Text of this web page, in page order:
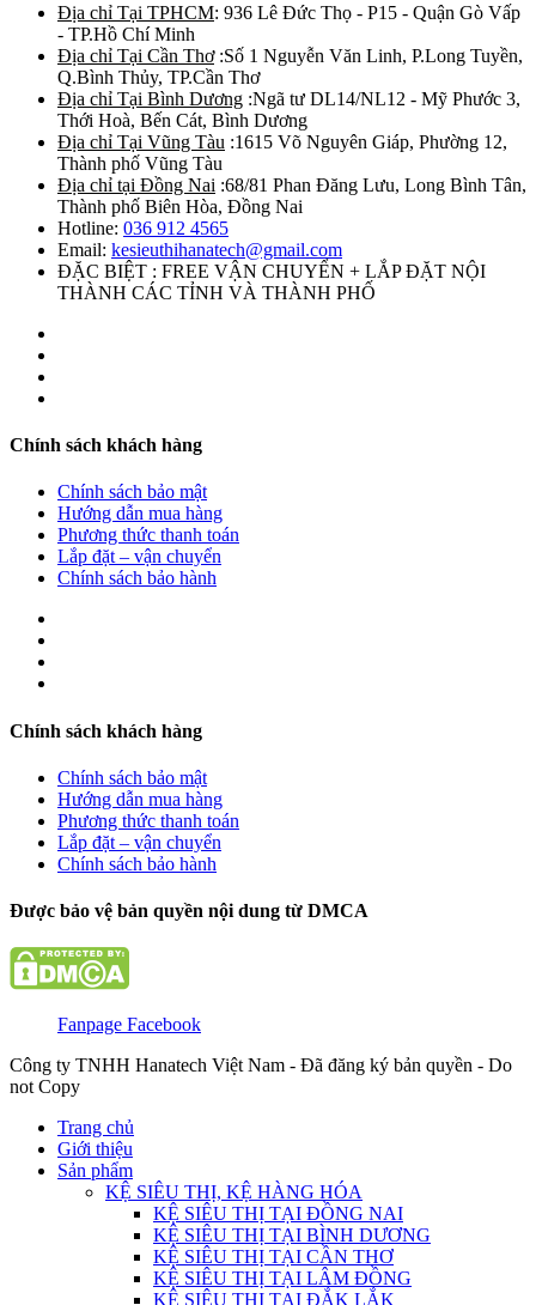
Địa chỉ Tại TPHCM: 936 Lê Đức Thọ - P15 - Quận Gò Vấp
- TP.Hồ Chí Minh
Địa chỉ Tại Cần Thơ:Số 1 Nguyễn Văn Linh, P.Long Tuyền,
Q.Bình Thủy, TP.Cần Thơ
Địa chỉ Tại Bình Dương :Ngã tư DL14/NL12 - Mỹ Phước 3,
Thới Hoà, Bến Cát, Bình Dương
Địa chỉ Tại Vũng Tàu :1615 Võ Nguyên Giáp, Phường 12,
Thành phố Vũng Tàu
Địa chỉ tại Đồng Nai :68/81 Phan Đăng Lưu, Long Bình Tân,
Thành phố Biên Hòa, Đồng Nai
Hotline: 036 912 4565
Email: kesieuthihanatech@gmail.com
ĐẶC BIỆT : FREE VẬN CHUYỂN + LẮP ĐẶT NỘI
THÀNH CÁC TỈNH VÀ THÀNH PHỐ
Chính sách khách hàng
Chính sách bảo mật
Hướng dẫn mua hàng
Phương thức thanh toán
Lắp đặt – vận chuyển
Chính sách bảo hành
Chính sách khách hàng
Chính sách bảo mật
Hướng dẫn mua hàng
Phương thức thanh toán
Lắp đặt – vận chuyển
Chính sách bảo hành
Được bảo vệ bản quyền nội dung từ DMCA
Fanpage Facebook
Công ty TNHH Hanatech Việt Nam - Đã đăng ký bản quyền - Do
not Copy
Trang chủ
Giới thiệu
Sản phẩm
KỆ SIÊU THỊ, KỆ HÀNG HÓA
KỆ SIÊU THỊ TẠI ĐỒNG NAI
KỆ SIÊU THỊ TẠI BÌNH DƯƠNG
KỆ SIÊU THỊ TẠI CẦN THƠ
KỆ SIÊU THỊ TẠI LÂM ĐỒNG
KỆ SIÊU THỊ TẠI ĐẮK LẮK